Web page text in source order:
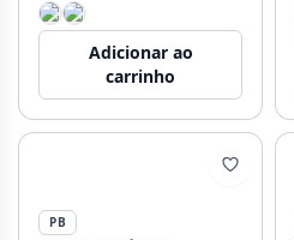
Adicionar ao
carrinho
PB